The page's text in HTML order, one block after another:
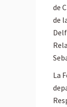
de
de
La